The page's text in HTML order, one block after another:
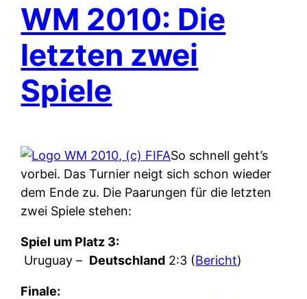
WM 2010: Die
letzten zwei
Spiele
So schnell geht’s
vorbei. Das Turnier neigt sich schon wieder
dem Ende zu. Die Paarungen für die letzten
zwei Spiele stehen:
Spiel um Platz 3:
Uruguay – Deutschland 2:3 (Bericht)
Finale: